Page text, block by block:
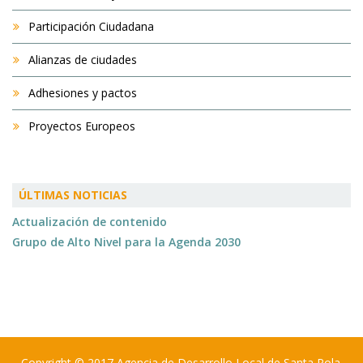
SANTA POLA con domicilio en C\ ASTILLEROS Nº 4
DE SANTA POLA (ALICANTE) a la recogida y
tratamiento de los datos de carácter personal de
quien firma, o actúa como representante legal,
tutor o curador, de alguna persona menor de edad.
Así mismo declara que se le ha informado
convenientemente acerca de la tabla que se
INFORMACIÓN BÁSICA SOBRE PROTECCIÓN DE DATOS
FICHERO DE DATOS DE USUARIOS
03130 Santa Pola (Alicante)
Participación Ciudadana
Alianzas de ciudades
Adhesiones y pactos
Proyectos Europeos
ÚLTIMAS NOTICIAS
Actualización de contenido
Grupo de Alto Nivel para la Agenda 2030